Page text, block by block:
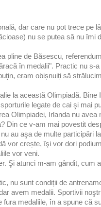
dar care nu pot trece pe
nu se putea să nu îmi
pline de Băsescu,
în medalii". Practic nu s-
eram obișnuiți să
la această Olimpiadă. Bine
legate de cai şi mai
Olimpiadei, Irlanda nu avea
Din ce v-am mai povestit
au aşa de multe participări
vor crește, îşi vor dori
vor veni.
Şi atunci m-am gândit, cum
nu sunt condiții de
avem medalii. Sportivii
medaliile, în a spune că